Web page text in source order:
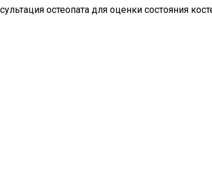
остеопата для оценки состояния